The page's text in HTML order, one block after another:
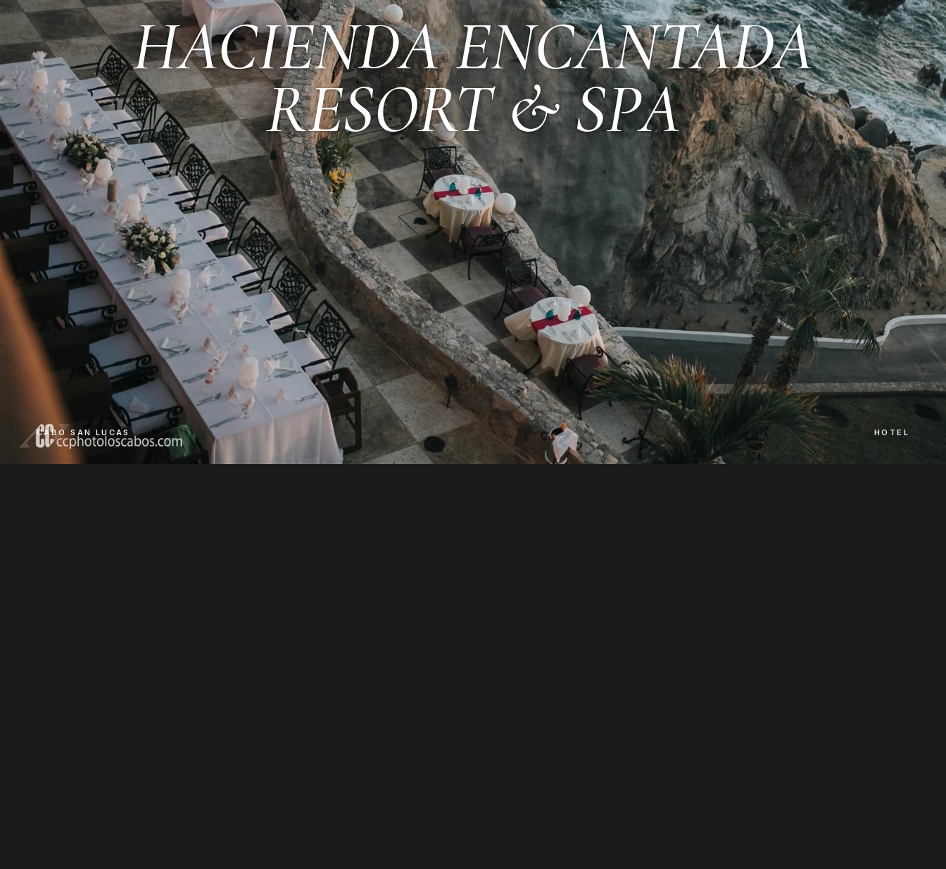
HACIENDA ENCANTADA
RESORT & SPA
CABO SAN LUCAS HOTEL